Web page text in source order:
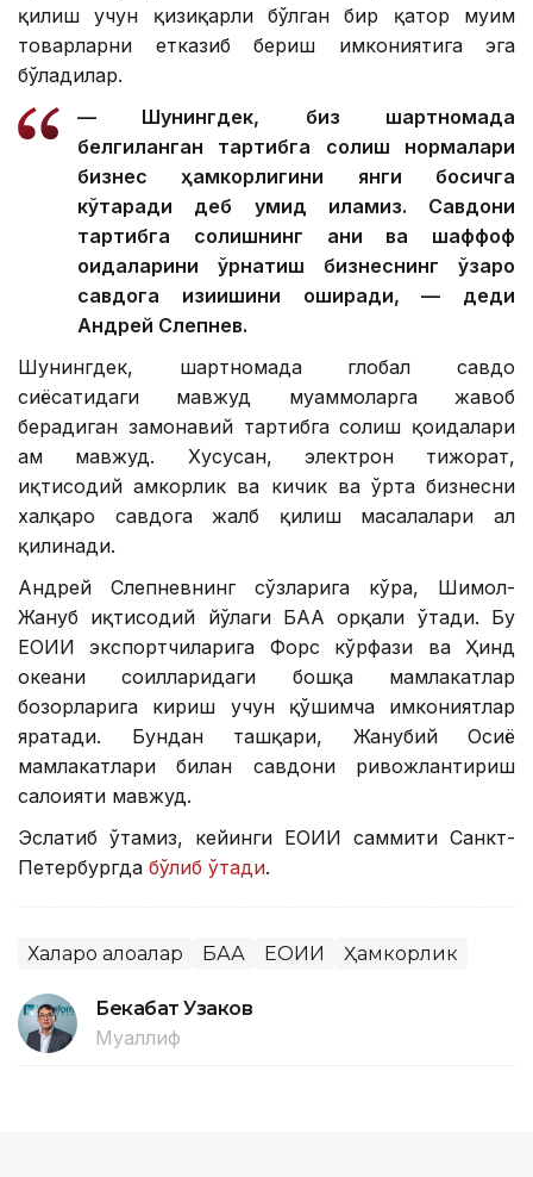
қилиш учун қизиқарли бўлган бир қатор муҳим
товарларни етказиб бериш имкониятига эга
бўладилар.
— Шунингдек, биз шартномада
белгиланган тартибга солиш нормалари
бизнес ҳамкорлигини янги босқичга
кўтаради деб умид қиламиз. Савдони
тартибга солишнинг аниқ ва шаффоф
қоидаларини ўрнатиш бизнеснинг ўзаро
савдога қизиқишини оширади, — деди
Андрей Слепнев.
Шунингдек, шартномада глобал савдо
сиёсатидаги мавжуд муаммоларга жавоб
берадиган замонавий тартибга солиш қоидалари
ҳам мавжуд. Хусусан, электрон тижорат,
иқтисодий ҳамкорлик ва кичик ва ўрта бизнесни
халқаро савдога жалб қилиш масалалари ҳал
қилинади.
Андрей Слепневнинг сўзларига кўра, Шимол-
Жануб иқтисодий йўлаги БАА орқали ўтади. Бу
ЕОИИ экспортчиларига Форс кўрфази ва Ҳинд
океани соҳилларидаги бошқа мамлакатлар
бозорларига кириш учун қўшимча имкониятлар
яратади. Бундан ташқари, Жанубий Осиё
мамлакатлари билан савдони ривожлантириш
салоҳияти мавжуд.
Эслатиб ўтамиз, кейинги ЕОИИ саммити Санкт-
Петербургда бўлиб ўтади.
Халқаро алоқалар БАА ЕОИИ Ҳамкорлик
Бекабат Узаков
Муаллиф